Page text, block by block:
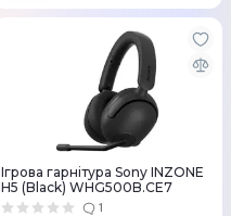
Ігрова гарнітура Sony INZONE
H5 (Black) WHG500B.CE7
1